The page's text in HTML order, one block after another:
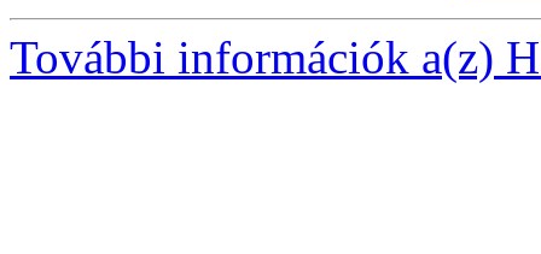
További információk a(z)